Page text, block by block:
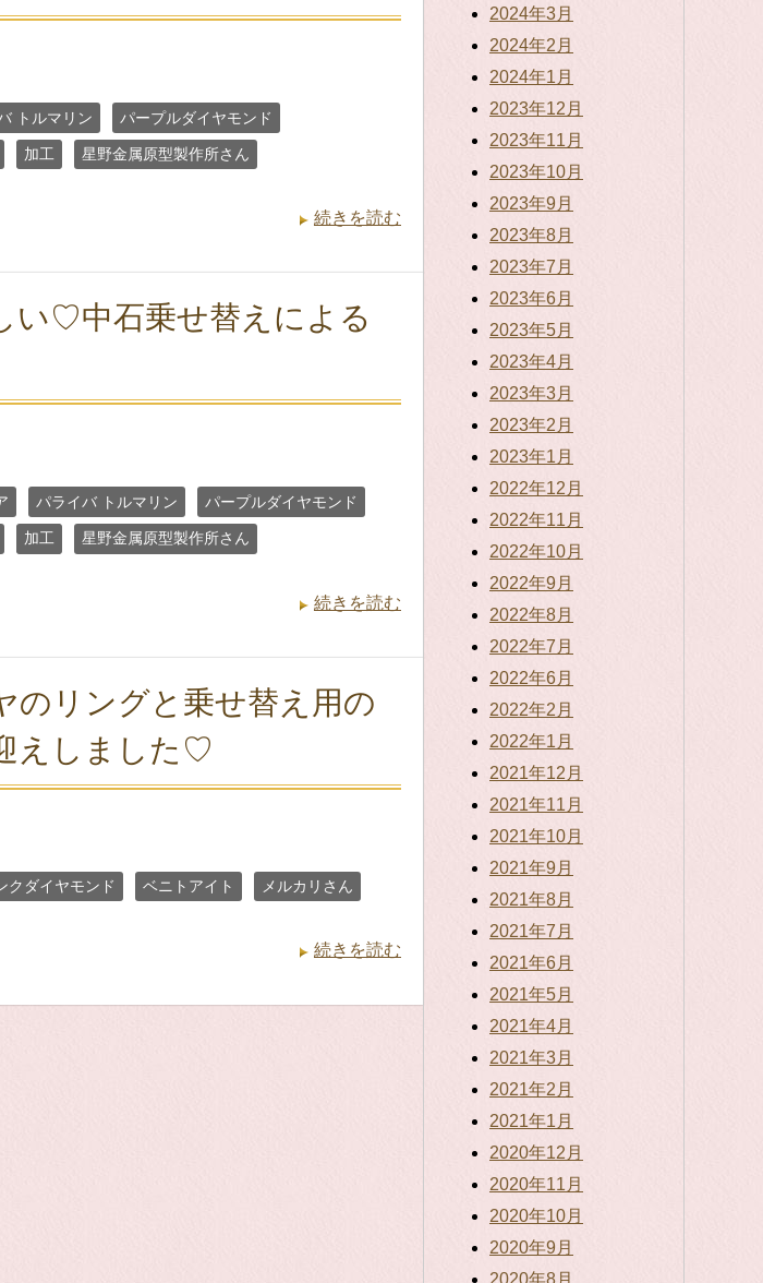
トルマリン パープルダイヤモンド
加工 星野金属原型製作所さん
続きを読む
い♡中石乗せ替えによる
パライバ トルマリン パープルダイヤモンド
加工 星野金属原型製作所さん
続きを読む
のリングと乗せ替え用の
えしました♡
クダイヤモンド ベニトアイト メルカリさん
続きを読む
2024年3月
2024年2月
2024年1月
2023年12月
2023年11月
2023年10月
2023年9月
2023年8月
2023年7月
2023年6月
2023年5月
2023年4月
2023年3月
2023年2月
2023年1月
2022年12月
2022年11月
2022年10月
2022年9月
2022年8月
2022年7月
2022年6月
2022年2月
2022年1月
2021年12月
2021年11月
2021年10月
2021年9月
2021年8月
2021年7月
2021年6月
2021年5月
2021年4月
2021年3月
2021年2月
2021年1月
2020年12月
2020年11月
2020年10月
2020年9月
2020年8月